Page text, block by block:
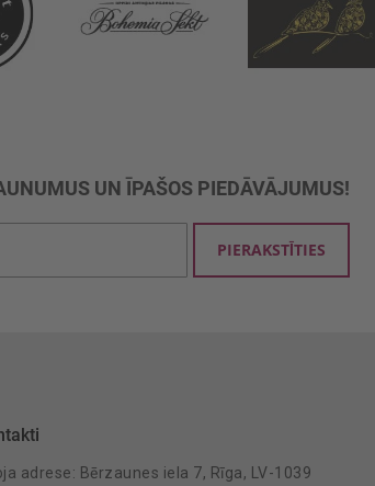
UN ĪPAŠOS PIEDĀVĀJUMUS!
PIERAKSTĪTIES
adrese: Bērzaunes iela 7, Rīga, LV-1039